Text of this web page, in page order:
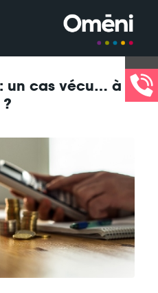
un cas vécu… à